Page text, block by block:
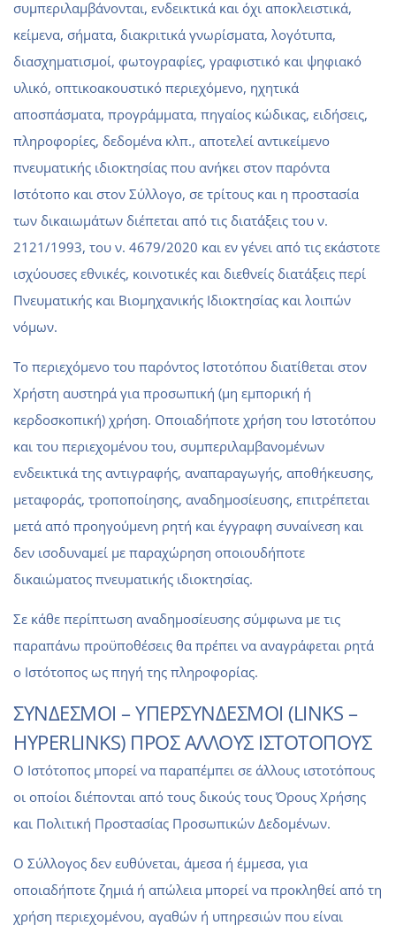
συμπεριλαμβάνονται, ενδεικτικά και όχι αποκλειστικά,
κείμενα, σήματα, διακριτικά γνωρίσματα, λογότυπα,
διασχηματισμοί, φωτογραφίες, γραφιστικό και ψηφιακό
υλικό, οπτικοακουστικό περιεχόμενο, ηχητικά
αποσπάσματα, προγράμματα, πηγαίος κώδικας, ειδήσεις,
πληροφορίες, δεδομένα κλπ., αποτελεί αντικείμενο
πνευματικής ιδιοκτησίας που ανήκει στον παρόντα
Ιστότοπο και στον Σύλλογο, σε τρίτους και η προστασία
των δικαιωμάτων διέπεται από τις διατάξεις του ν.
2121/1993, του ν. 4679/2020 και εν γένει από τις εκάστοτε
ισχύουσες εθνικές, κοινοτικές και διεθνείς διατάξεις περί
Πνευματικής και Βιομηχανικής Ιδιοκτησίας και λοιπών
νόμων.
Το περιεχόμενο του παρόντος Ιστοτόπου διατίθεται στον
Χρήστη αυστηρά για προσωπική (μη εμπορική ή
κερδοσκοπική) χρήση. Οποιαδήποτε χρήση του Ιστοτόπου
και του περιεχομένου του, συμπεριλαμβανομένων
ενδεικτικά της αντιγραφής, αναπαραγωγής, αποθήκευσης,
μεταφοράς, τροποποίησης, αναδημοσίευσης, επιτρέπεται
μετά από προηγούμενη ρητή και έγγραφη συναίνεση και
δεν ισοδυναμεί με παραχώρηση οποιουδήποτε
δικαιώματος πνευματικής ιδιοκτησίας.
Σε κάθε περίπτωση αναδημοσίευσης σύμφωνα με τις
παραπάνω προϋποθέσεις θα πρέπει να αναγράφεται ρητά
ο Ιστότοπος ως πηγή της πληροφορίας.
ΣΥΝΔΕΣΜΟΙ – ΥΠΕΡΣΥΝΔΕΣΜΟΙ (LINKS –
HYPERLINKS) ΠΡΟΣ ΑΛΛΟΥΣ ΙΣΤΟΤΟΠΟΥΣ
Ο Ιστότοπος μπορεί να παραπέμπει σε άλλους ιστοτόπους
οι οποίοι διέπονται από τους δικούς τους Όρους Χρήσης
και Πολιτική Προστασίας Προσωπικών Δεδομένων.
Ο Σύλλογος δεν ευθύνεται, άμεσα ή έμμεσα, για
οποιαδήποτε ζημιά ή απώλεια μπορεί να προκληθεί από τη
χρήση περιεχομένου, αγαθών ή υπηρεσιών που είναι